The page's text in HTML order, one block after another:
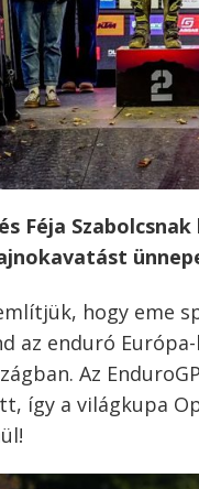
Féja
hogy eme
az enduró
Az
így a világkupa